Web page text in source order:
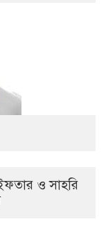
ইফতার ও সাহরি